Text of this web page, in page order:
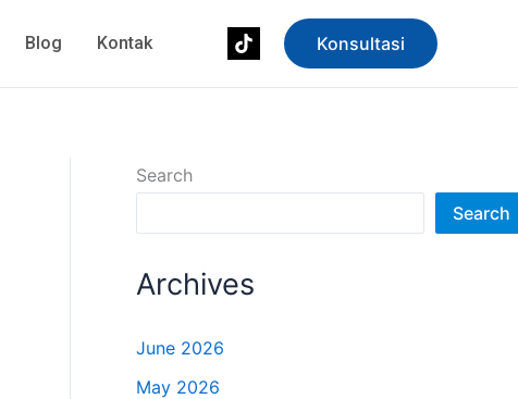
Blog Kontak Konsultasi
Search
Search
Archives
June 2026
May 2026